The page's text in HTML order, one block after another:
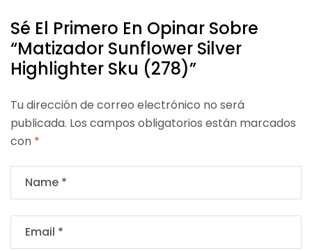
Sé El Primero En Opinar Sobre
“Matizador Sunflower Silver
Highlighter Sku (278)”
Tu dirección de correo electrónico no será
publicada. Los campos obligatorios están marcados
con *